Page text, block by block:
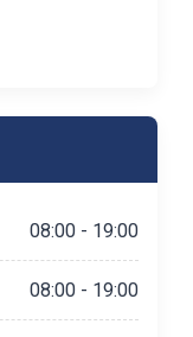
08:00 - 19:00
08:00 - 19:00